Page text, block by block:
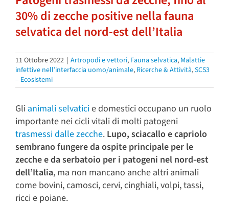
30% di zecche positive nella fauna
selvatica del nord-est dell’Italia
11 Ottobre 2022 | Artropodi e vettori, Fauna selvatica, Malattie
infettive nell’interfaccia uomo/animale, Ricerche & Attività,SCS3
– Ecosistemi
Gli animali selvaticie domestici occupano un ruolo
importante nei cicli vitali di molti patogeni
trasmessi dalle zecche. Lupo, sciacallo e capriolo
sembrano fungere da ospite principale per le
zecche e da serbatoio per i patogeni nel nord-est
dell’Italia, ma non mancano anche altri animali
come bovini, camosci, cervi, cinghiali, volpi, tassi,
ricci e poiane.